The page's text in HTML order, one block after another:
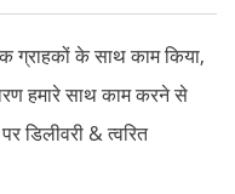
के साथ काम किया,
हमारे साथ काम करने से
डिलीवरी & त्वरित